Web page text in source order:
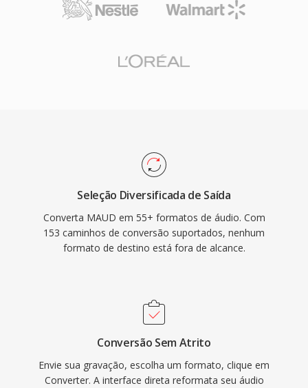
Seleção Diversificada de Saída
Converta MAUD em 55+ formatos de áudio. Com
153 caminhos de conversão suportados, nenhum
formato de destino está fora de alcance.
Conversão Sem Atrito
Envie sua gravação, escolha um formato, clique em
Converter. A interface direta reformata seu áudio